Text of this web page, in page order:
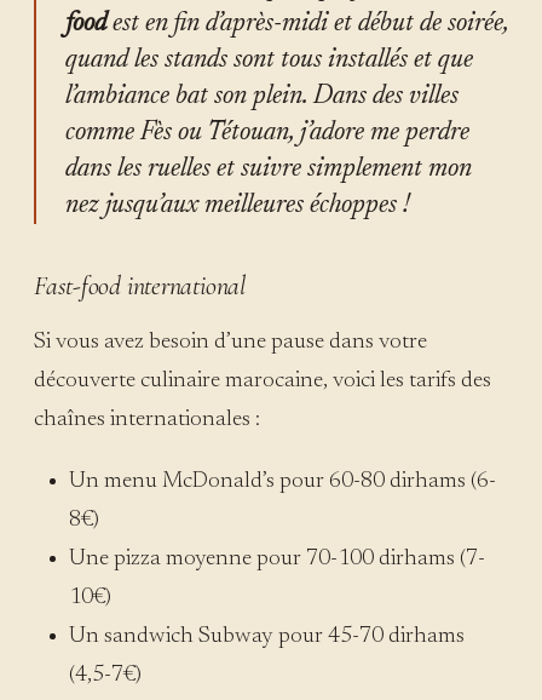
foodest en fin d’après-midi et début de soirée,
quand les stands sont tous installés et que
l’ambiance bat son plein. Dans des villes
comme Fès ou Tétouan, j’adore me perdre
dans les ruelles et suivre simplement mon
nez jusqu’aux meilleures échoppes !
Fast-food international
Si vous avez besoin d’une pause dans votre
découverte culinaire marocaine, voici les tarifs des
chaînes internationales :
Un menu McDonald’s pour 60-80 dirhams (6-
8€)
Une pizza moyenne pour 70-100 dirhams (7-
10€)
Un sandwich Subway pour 45-70 dirhams
(4,5-7€)